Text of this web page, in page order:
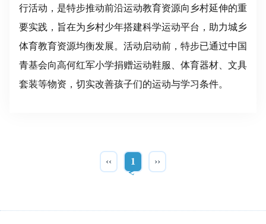
行活动，是特步推动前沿运动教育资源向乡村延伸的重
要实践，旨在为乡村少年搭建科学运动平台，助力城乡
体育教育资源均衡发展。活动启动前，特步已通过中国
青基会向高何红军小学捐赠运动鞋服、体育器材、文具
套装等物资，切实改善孩子们的运动与学习条件。
‹‹ 1 ››